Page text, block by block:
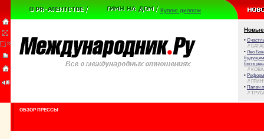
Куплю диплом
Новые
•
//
• Лео
будущем
быть
//
•
//
• Палач
//
ОБЗОР ПРЕССЫ